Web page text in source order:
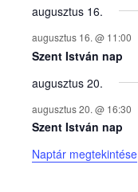
y
e
k
n
a
augusztus 16.
augusztus 16. @ 11:00
Szent István nap
augusztus 20.
augusztus 20. @ 16:30
Szent István nap
Naptár megtekintése